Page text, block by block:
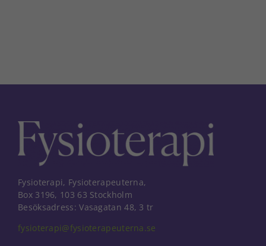
Fysioterapi, Fysioterapeuterna,
Box 3196, 103 63 Stockholm
Besöksadress: Vasagatan 48, 3 tr
fysioterapi@fysioterapeuterna.se